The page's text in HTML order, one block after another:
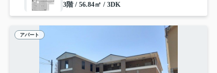
3階 / 56.84㎡ / 3DK
アパート